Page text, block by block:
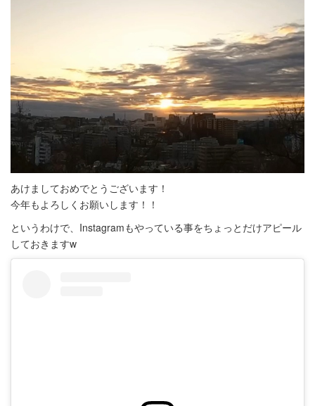
あけましておめでとうございます！
今年もよろしくお願いします！！
というわけで、Instagramもやっている事をちょっとだけアピール
しておきますw